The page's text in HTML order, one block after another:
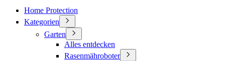
Home Protection
Kategorien
Garten
Alles entdecken
Rasenmähroboter